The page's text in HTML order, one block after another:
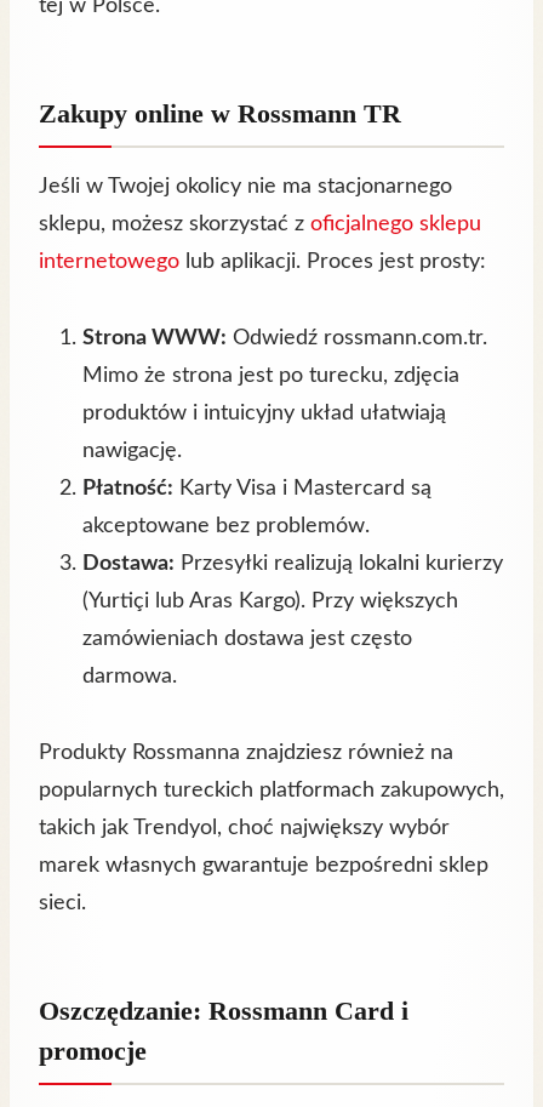
tej w Polsce.
Zakupy online w Rossmann TR
Jeśli w Twojej okolicy nie ma stacjonarnego
sklepu, możesz skorzystać z oficjalnego sklepu
internetowego lub aplikacji. Proces jest prosty:
Strona WWW: Odwiedź rossmann.com.tr.
Mimo że strona jest po turecku, zdjęcia
produktów i intuicyjny układ ułatwiają
nawigację.
Płatność: Karty Visa i Mastercard są
akceptowane bez problemów.
Dostawa: Przesyłki realizują lokalni kurierzy
(Yurtiçi lub Aras Kargo). Przy większych
zamówieniach dostawa jest często
darmowa.
Produkty Rossmanna znajdziesz również na
popularnych tureckich platformach zakupowych,
takich jak Trendyol, choć największy wybór
marek własnych gwarantuje bezpośredni sklep
sieci.
Oszczędzanie: Rossmann Card i
promocje